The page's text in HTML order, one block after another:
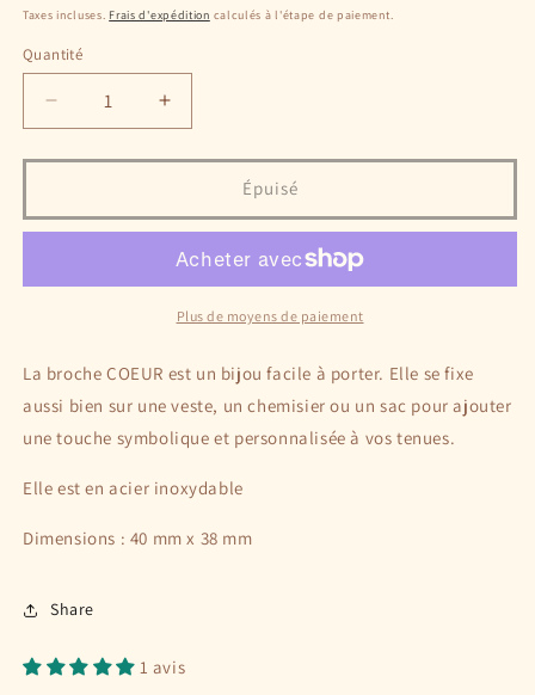
habituel
promotionnel
Taxes incluses. Frais d'expédition calculés à l'étape de paiement.
Quantité
Réduire
la
quantité
La
broche
Augmenter
la
quantité
La
broche
COEUR
Épuisé
Plus de moyens de paiement
La broche COEUR est un bijou facile à porter. Elle se fixe
aussi bien sur une veste, un chemisier ou un sac pour ajouter
une touche symbolique et personnalisée à vos tenues.
Elle est en acier inoxydable
Dimensions : 40 mm x 38 mm
Share
1 avis